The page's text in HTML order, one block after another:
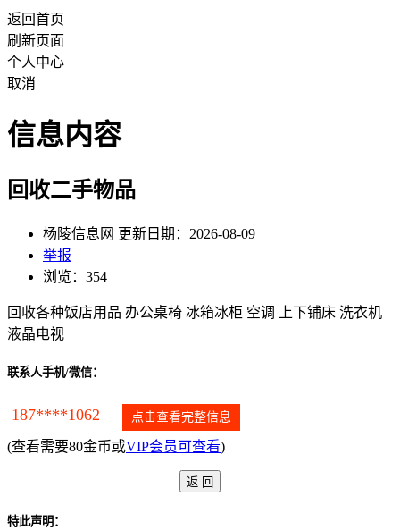
返回首页
刷新页面
个人中心
取消
信息内容
回收二手物品
杨陵信息网 更新日期：2026-08-09
举报
浏览：354
回收各种饭店用品 办公桌椅 冰箱冰柜 空调 上下铺床 洗衣机
液晶电视
联系人手机/微信：
187****1062 点击查看完整信息
(查看需要80金币或VIP会员可查看)
特此声明：